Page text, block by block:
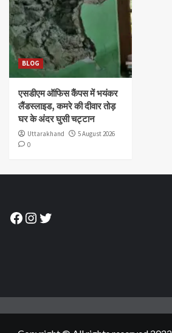
BLOG
एसडीएम ऑफिस कैंपस में भयंकर
लैंडस्लाइड, कमरे की दीवार तोड़
घर के अंदर घुसी चट्टान
Uttarakhand
5 August 2026
0
Facebook
Instagram
Twitter